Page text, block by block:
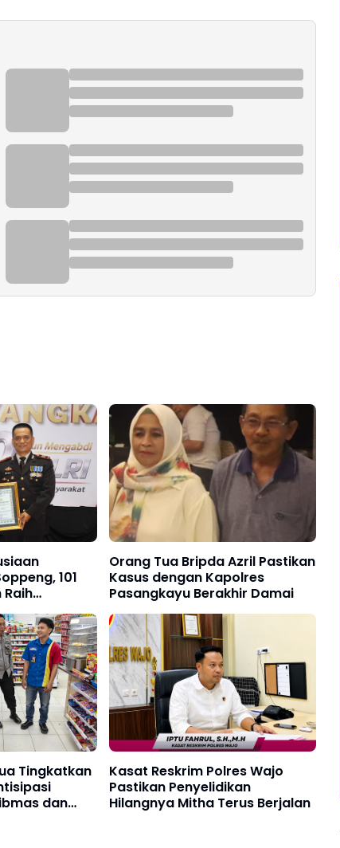
101
dan
Penghargaan
Orang Tua Bripda Azril Pastikan
Kasus dengan Kapolres
Pasangkayu Berakhir Damai
Tingkatkan
dan
Kasat Reskrim Polres Wajo
Pastikan Penyelidikan
Hilangnya Mitha Terus Berjalan